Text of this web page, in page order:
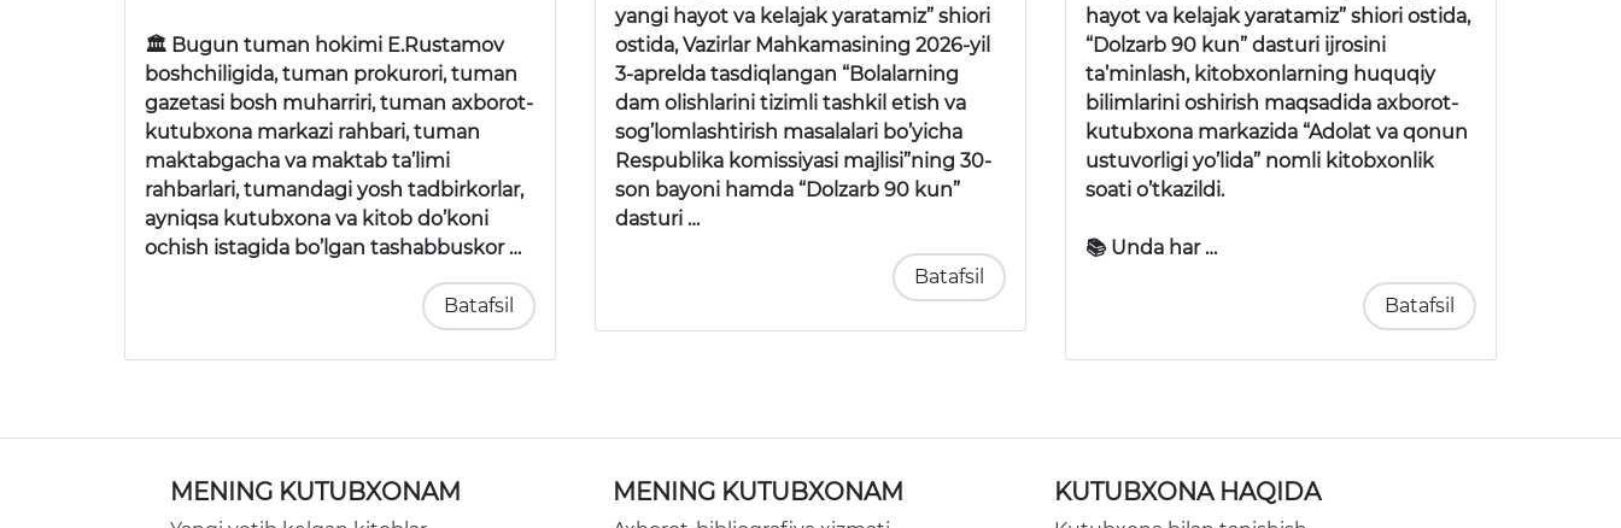
🏛 Bugun tuman hokimi E.Rustamov
boshchiligida, tuman prokurori, tuman
gazetasi bosh muharriri, tuman axborot-
kutubxona markazi rahbari, tuman
maktabgacha va maktab ta’limi
rahbarlari, tumandagi yosh tadbirkorlar,
ayniqsa kutubxona va kitob do’koni
ochish istagida bo’lgan tashabbuskor …
Batafsil
yangi hayot va kelajak yaratamiz” shiori
ostida, Vazirlar Mahkamasining 2026-yil
3-aprelda tasdiqlangan “Bolalarning
dam olishlarini tizimli tashkil etish va
sog’lomlashtirish masalalari bo’yicha
Respublika komissiyasi majlisi”ning 30-
son bayoni hamda “Dolzarb 90 kun”
dasturi …
Batafsil
hayot va kelajak yaratamiz” shiori ostida,
“Dolzarb 90 kun” dasturi ijrosini
ta’minlash, kitobxonlarning huquqiy
bilimlarini oshirish maqsadida axborot-
kutubxona markazida “Adolat va qonun
ustuvorligi yo’lida” nomli kitobxonlik
soati o’tkazildi.
📚 Unda har …
Batafsil
MENING KUTUBXONAM MENING KUTUBXONAM KUTUBXONA HAQIDA